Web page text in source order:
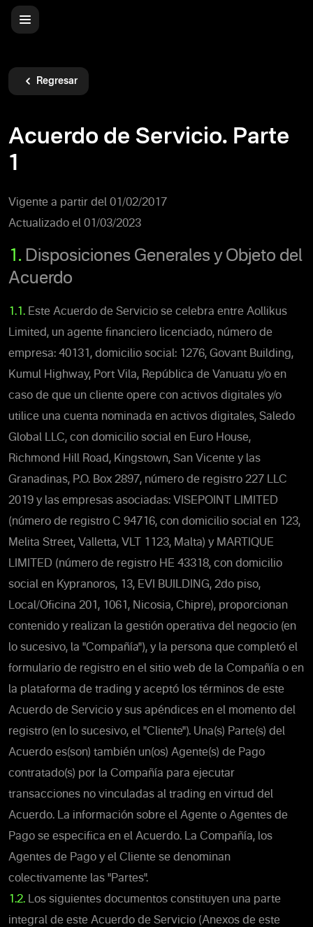
Regresar
Acuerdo de Servicio. Parte
1
Vigente a partir del 01/02/2017
Actualizado el 01/03/2023
1. Disposiciones Generales y Objeto del
Acuerdo
1.1. Este Acuerdo de Servicio se celebra entre Aollikus
Limited, un agente financiero licenciado, número de
empresa: 40131, domicilio social: 1276, Govant Building,
Kumul Highway, Port Vila, República de Vanuatu y/o en
caso de que un cliente opere con activos digitales y/o
utilice una cuenta nominada en activos digitales, Saledo
Global LLC, con domicilio social en Euro House,
Richmond Hill Road, Kingstown, San Vicente y las
Granadinas, P.O. Box 2897, número de registro 227 LLC
2019 y las empresas asociadas: VISEPOINT LIMITED
(número de registro C 94716, con domicilio social en 123,
Melita Street, Valletta, VLT 1123, Malta) y MARTIQUE
LIMITED (número de registro HE 43318, con domicilio
social en Kypranoros, 13, EVI BUILDING, 2do piso,
Local/Oficina 201, 1061, Nicosia, Chipre), proporcionan
contenido y realizan la gestión operativa del negocio (en
lo sucesivo, la "Compañía"), y la persona que completó el
formulario de registro en el sitio web de la Compañía o en
la plataforma de trading y aceptó los términos de este
Acuerdo de Servicio y sus apéndices en el momento del
registro (en lo sucesivo, el "Cliente"). Una(s) Parte(s) del
Acuerdo es(son) también un(os) Agente(s) de Pago
contratado(s) por la Compañía para ejecutar
transacciones no vinculadas al trading en virtud del
Acuerdo. La información sobre el Agente o Agentes de
Pago se especifica en el Acuerdo. La Compañía, los
Agentes de Pago y el Cliente se denominan
colectivamente las "Partes".
1.2. Los siguientes documentos constituyen una parte
integral de este Acuerdo de Servicio (Anexos de este